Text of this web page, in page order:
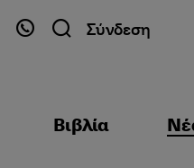
Σύνδεση
Βιβλία